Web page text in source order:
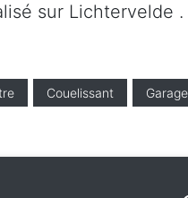
sur Lichtervelde .
Couelissant Garage